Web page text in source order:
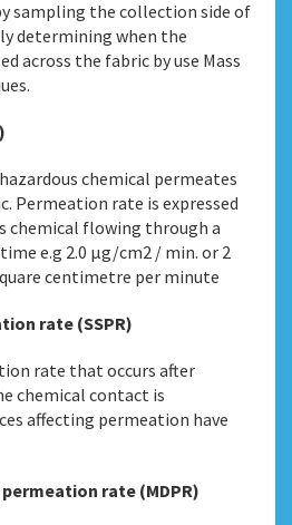
sampling the collection side of
determining when the
across the fabric by use Mass
chemical permeates
Permeation rate is expressed
chemical flowing through a
e.g 2.0 µg/cm2 / min. or 2
centimetre per minute
rate (SSPR)
rate that occurs after
chemical contact is
affecting permeation have
rate (MDPR)